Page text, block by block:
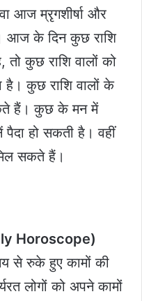
आज म्रृगशीर्षा और
आज के दिन कुछ राशि
तो कुछ राशि वालों को
है। कुछ राशि वालों के
हैं। कुछ के मन में
हो सकती है। वहीं
सकते हैं।
Horoscope)
से रुके हुए कामों की
लोगों को अपने कामों